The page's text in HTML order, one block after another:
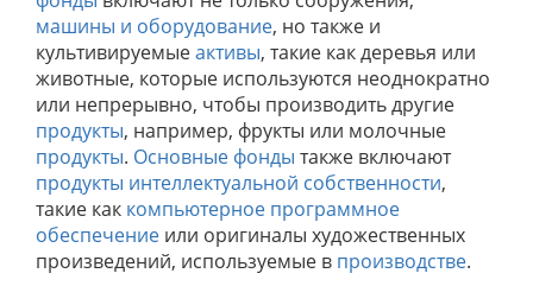
машины и оборудование, но также и
культивируемыеактивы, такие как деревья или
животные, которые используются неоднократно
или непрерывно, чтобы производить другие
продукты, например, фрукты или молочные
продукты. Основные фонды также включают
продукты интеллектуальной собственности,
такие как компьютерное программное
обеспечение или оригиналы художественных
произведений, используемые в производстве.